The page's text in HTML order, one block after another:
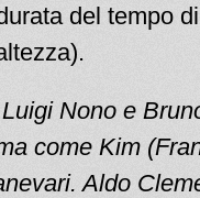
del tempo
Nono e
come Kim
Aldo